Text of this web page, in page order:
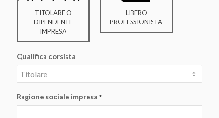
TITOLARE O
DIPENDENTE
IMPRESA
LIBERO
PROFESSIONISTA
Qualifica corsista
Ragione sociale impresa *